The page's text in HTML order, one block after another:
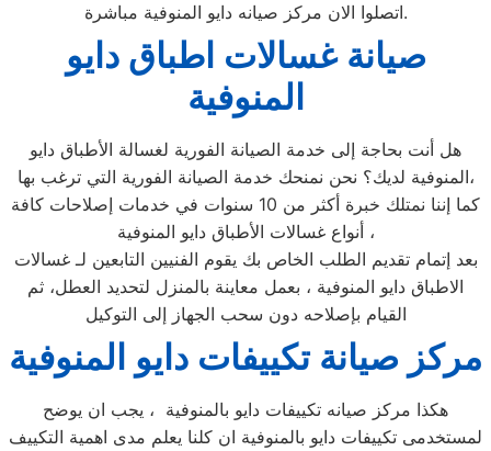
اتصلوا الان مركز صيانه دايو المنوفية مباشرة.
صيانة غسالات اطباق دايو
المنوفية
هل أنت بحاجة إلى خدمة الصيانة الفورية لغسالة الأطباق دايو
المنوفية لديك؟ نحن نمنحك خدمة الصيانة الفورية التي ترغب بها،
كما إننا نمتلك خبرة أكثر من 10 سنوات في خدمات إصلاحات كافة
أنواع غسالات الأطباق دايو المنوفية ،
بعد إتمام تقديم الطلب الخاص بك يقوم الفنيين التابعين لـ غسالات
الاطباق دايو المنوفية ، بعمل معاينة بالمنزل لتحديد العطل، ثم
القيام بإصلاحه دون سحب الجهاز إلى التوكيل
مركز صيانة تكييفات دايو المنوفية
هكذا مركز صيانه تكييفات دايو بالمنوفية ، يجب ان يوضح
لمستخدمى تكييفات دايو بالمنوفية ان كلنا يعلم مدى اهمية التكييف